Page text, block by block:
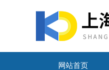
网站首页